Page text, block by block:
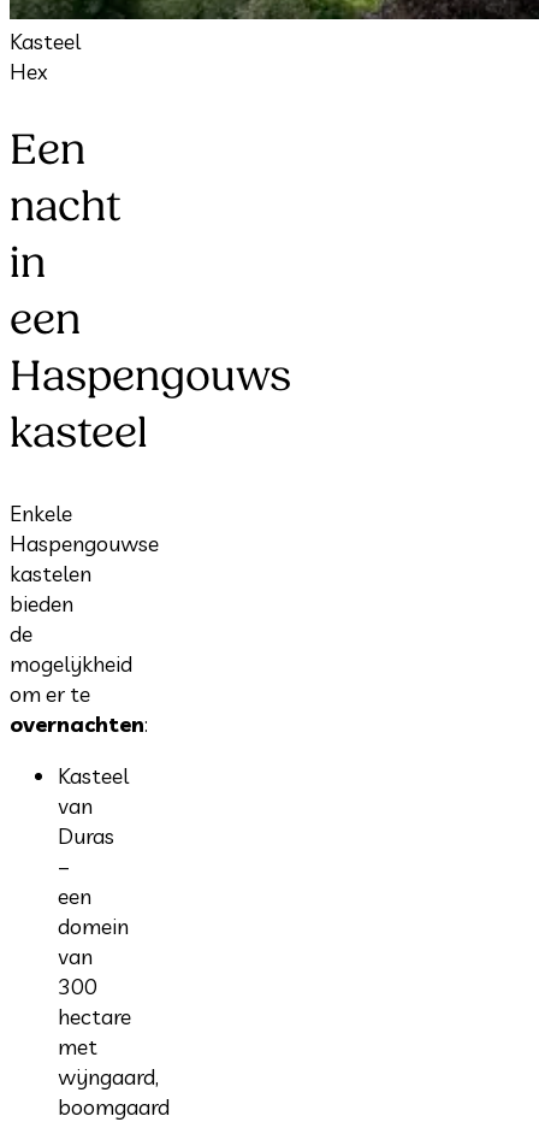
Kasteel
Hex
Een
nacht
in
een
Haspengouws
kasteel
Enkele
Haspengouwse
kastelen
bieden
de
mogelijkheid
om er te
overnachten:
Kasteel
van
Duras
–
een
domein
van
300
hectare
met
wijngaard,
boomgaard